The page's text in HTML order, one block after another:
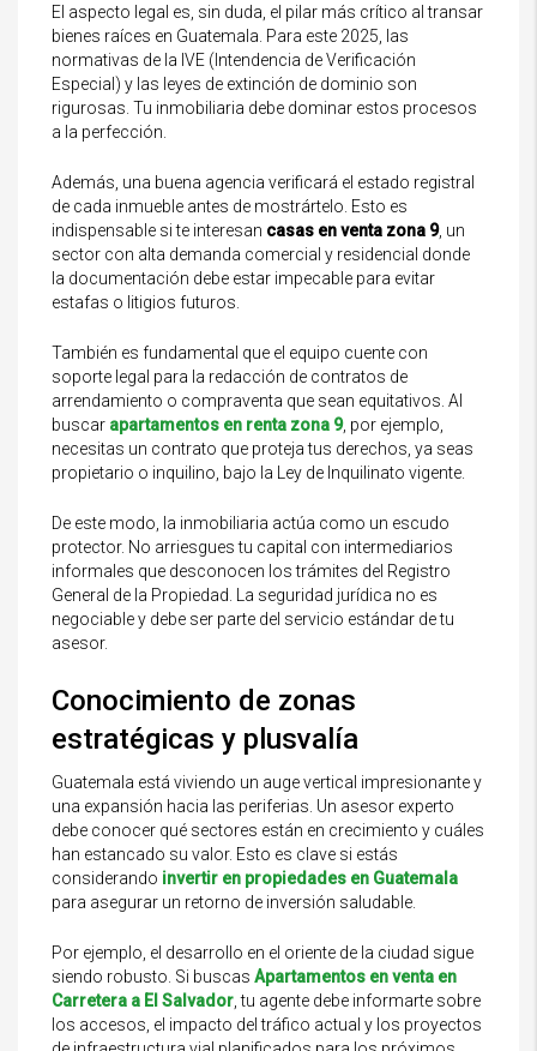
El aspecto legal es, sin duda, el pilar más crítico al transar
bienes raíces en Guatemala. Para este 2025, las
normativas de la IVE (Intendencia de Verificación
Especial) y las leyes de extinción de dominio son
rigurosas. Tu inmobiliaria debe dominar estos procesos
a la perfección.
Además, una buena agencia verificará el estado registral
de cada inmueble antes de mostrártelo. Esto es
indispensable si te interesan casas en venta zona 9, un
sector con alta demanda comercial y residencial donde
la documentación debe estar impecable para evitar
estafas o litigios futuros.
También es fundamental que el equipo cuente con
soporte legal para la redacción de contratos de
arrendamiento o compraventa que sean equitativos. Al
buscar apartamentos en renta zona 9, por ejemplo,
necesitas un contrato que proteja tus derechos, ya seas
propietario o inquilino, bajo la Ley de Inquilinato vigente.
De este modo, la inmobiliaria actúa como un escudo
protector. No arriesgues tu capital con intermediarios
informales que desconocen los trámites del Registro
General de la Propiedad. La seguridad jurídica no es
negociable y debe ser parte del servicio estándar de tu
asesor.
Conocimiento de zonas
estratégicas y plusvalía
Guatemala está viviendo un auge vertical impresionante y
una expansión hacia las periferias. Un asesor experto
debe conocer qué sectores están en crecimiento y cuáles
han estancado su valor. Esto es clave si estás
considerando invertir en propiedades en Guatemala
para asegurar un retorno de inversión saludable.
Por ejemplo, el desarrollo en el oriente de la ciudad sigue
siendo robusto. Si buscas Apartamentos en venta en
Carretera a El Salvador , tu agente debe informarte sobre
los accesos, el impacto del tráfico actual y los proyectos